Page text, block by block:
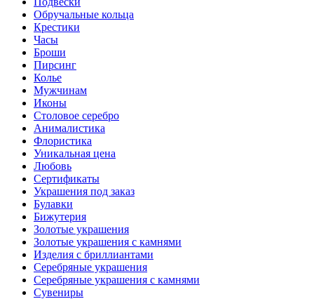
Обручальные кольца
Крестики
Часы
Броши
Пирсинг
Колье
Мужчинам
Иконы
Столовое серебро
Анималистика
Флористика
Уникальная цена
Любовь
Сертификаты
Украшения под заказ
Булавки
Бижутерия
Золотые украшения
Золотые украшения с камнями
Изделия с бриллиантами
Серебряные украшения
Серебряные украшения с камнями
Сувениры